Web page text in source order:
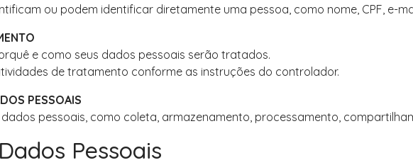
ou podem identificar diretamente uma pessoa, como nome, CPF, e-
e como seus dados pessoais serão tratados.
de tratamento conforme as instruções do controlador.
PESSOAIS
pessoais, como coleta, armazenamento, processamento,
Pessoais